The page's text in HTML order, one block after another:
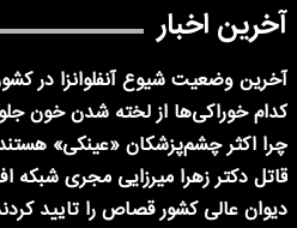
آخرین اخبار
آخرین وضعیت شیوع آنفلوانزا در
کدام خوراکی‌ها از لخته شدن خون
چرا اکثر چشم‌پزشکان «عینکی»
قاتل دکتر زهرا میرزایی مجری شبکه
دیوان عالی کشور قصاص را تایید